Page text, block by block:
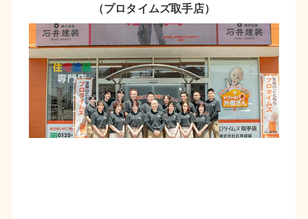
（プロタイムズ取手店）